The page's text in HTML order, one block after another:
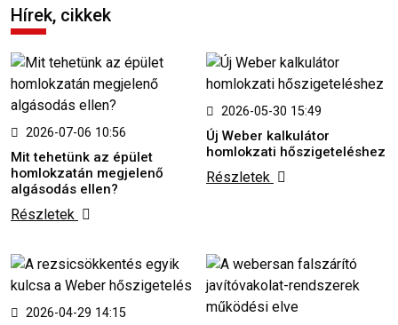
Hírek, cikkek
2026-07-06 10:56
Mit tehetünk az épület
homlokzatán megjelenő
algásodás ellen?
Részletek
2026-05-30 15:49
Új Weber kalkulátor
homlokzati hőszigeteléshez
Részletek
2026-04-29 14:15